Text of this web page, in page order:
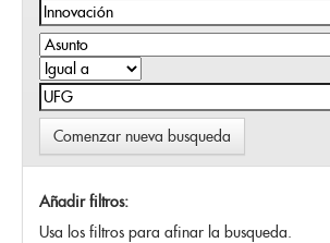
Comenzar nueva busqueda
Añadir filtros:
Usa los filtros para afinar la busqueda.